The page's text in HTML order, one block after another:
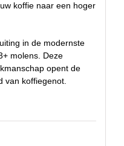
koffie naar een hoger
in de modernste
molens. Deze
opent de
van koffiegenot.